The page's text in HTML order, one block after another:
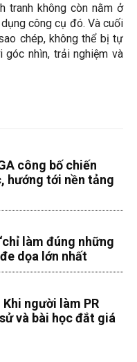
tranh không còn nằm ở
công cụ đó. Và cuối
chép, không thể bị tự
nhìn, trải nghiệm và
công bố chiến
hướng tới nền tảng
làm đúng những
dọa lớn nhất
Khi người làm PR
và bài học đắt giá